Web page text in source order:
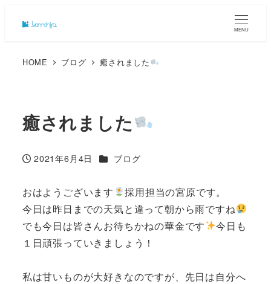
MENU
HOME ブログ 癒されました
癒されました
投稿日
2021年6月4日 カテゴリー
ブログ
おはようございます
採用担当の宮原です。
今日は昨日までの天気と違って朝から雨ですね
でも今日は皆さんお待ちかねの華金です
今日も
１日頑張っていきましょう！
私は甘いものが大好きなのですが、先日は自分へ